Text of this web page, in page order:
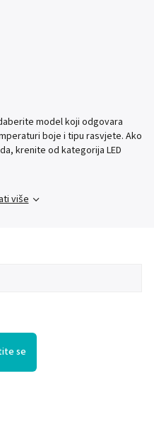
model koji odgovara
boje i tipu rasvjete. Ako
krenite od kategorija LED
više
se